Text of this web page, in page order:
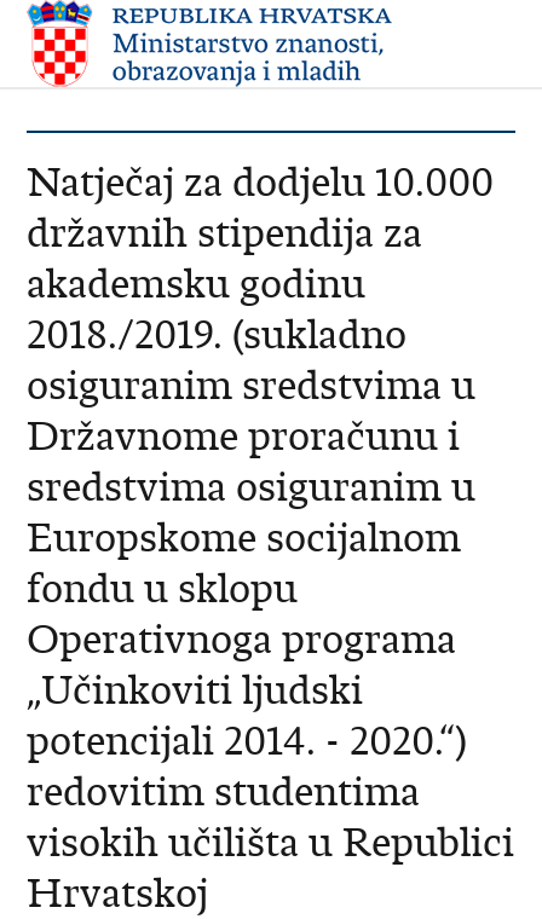
Natječaj za dodjelu 10.000
državnih stipendija za
akademsku godinu
2018./2019. (sukladno
osiguranim sredstvima u
Državnome proračunu i
sredstvima osiguranim u
Europskome socijalnom
fondu u sklopu
Operativnoga programa
„Učinkoviti ljudski
potencijali 2014. - 2020.“)
redovitim studentima
visokih učilišta u Republici
Hrvatskoj